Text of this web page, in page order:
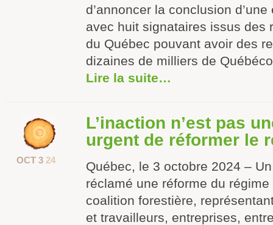
d’annoncer la conclusion
avec huit signataires issus des
du Québec pouvant avoir des
dizaines de milliers de
Lire la suite…
OCT 3 24
L’inaction n’est pas
urgent de réformer le
Québec, le 3 octobre 2024 –
réclamé une réforme du
coalition forestière,
et travailleurs, entreprises,